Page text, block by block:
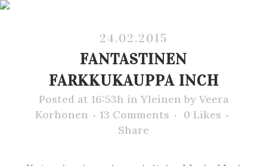
24.02.2015
FANTASTINEN
FARKKUKAUPPA INCH
Posted at 16:53h in Yleinen by Veera
Korhonen
13 Comments 0 Likes
Share